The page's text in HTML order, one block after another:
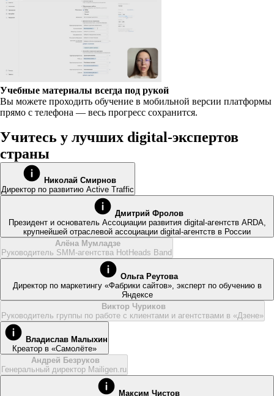
Учебные материалы всегда под рукой
Вы можете проходить обучение в мобильной версии платформы
прямо с телефона — весь прогресс сохранится.
Учитесь у лучших digital-экспертов
страны
Николай Смирнов
Директор по развитию Active Traffic
Дмитрий Фролов
Президент и основатель Ассоциации развития digital-агентств ARDA,
крупнейшей отраслевой ассоциации digital-агентств в России
Алёна Мумладзе
Руководитель SMM-агентства HotHeads Band
Ольга Реутова
Директор по маркетингу «Фабрики сайтов», эксперт по обучению в
Яндексе
Виктор Чуриков
Руководитель группы по работе с клиентами и агентствами в «Дзене»
Владислав Малыхин
Креатор в «Самолёте»
Андрей Безруков
Генеральный директор Mailigen.ru
Максим Чистов